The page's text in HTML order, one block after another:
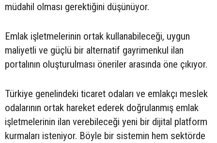
müdahil olması gerektiğini düşünüyor.
Emlak işletmelerinin ortak kullanabileceği, uygun
maliyetli ve güçlü bir alternatif gayrimenkul ilan
portalının oluşturulması öneriler arasında öne çıkıyor.
Türkiye genelindeki ticaret odaları ve emlakçı meslek
odalarının ortak hareket ederek doğrulanmış emlak
işletmelerinin ilan verebileceği yeni bir dijital platform
kurmaları isteniyor. Böyle bir sistemin hem sektörde